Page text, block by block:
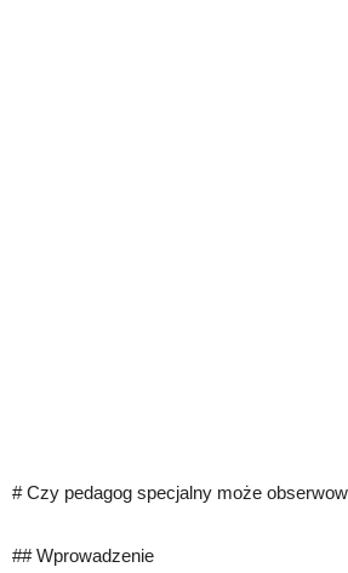
# Czy pedagog specjalny może
## Wprowadzenie